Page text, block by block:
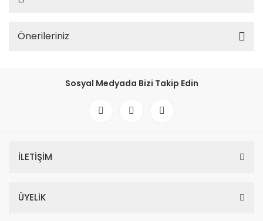
Önerileriniz
Sosyal Medyada Bizi Takip Edin
İLETİŞİM
ÜYELİK